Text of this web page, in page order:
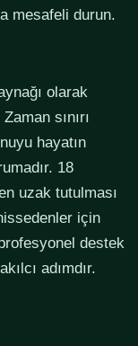
mesafeli durun.
olarak
sınırı
hayatın
18
uzak tutulması
için
destek
adımdır.